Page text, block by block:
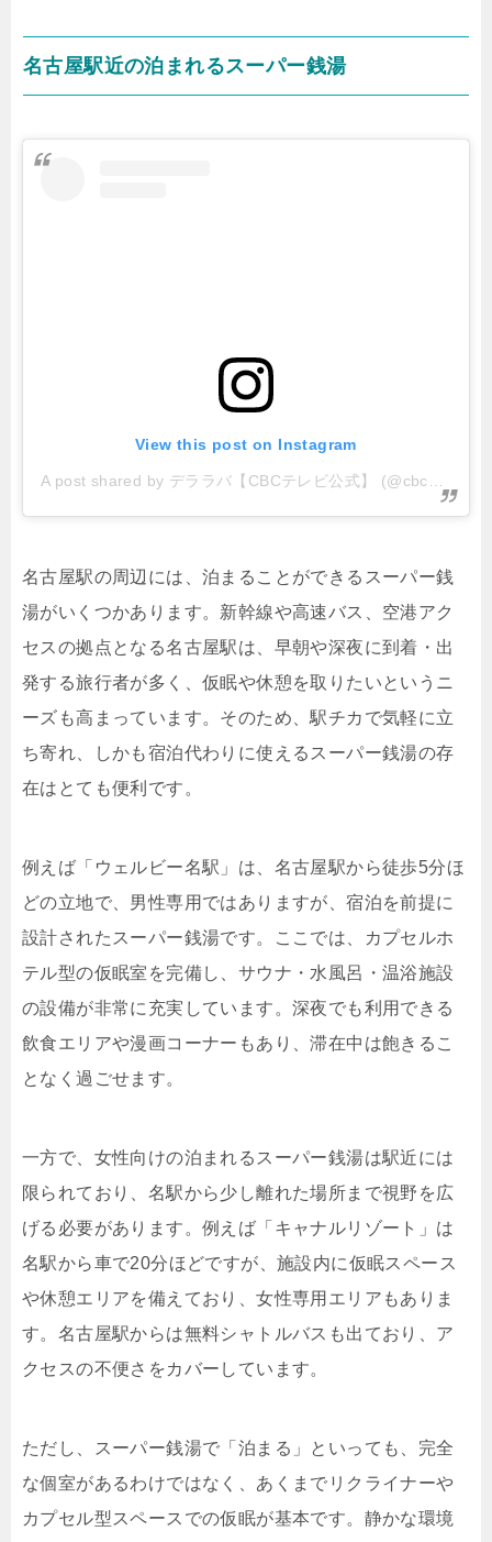
名古屋駅近の泊まれるスーパー銭湯
View this post on Instagram
名古屋駅の周辺には、泊まることができるスーパー銭
湯がいくつかあります。新幹線や高速バス、空港アク
セスの拠点となる名古屋駅は、早朝や深夜に到着・出
発する旅行者が多く、仮眠や休憩を取りたいというニ
ーズも高まっています。そのため、駅チカで気軽に立
ち寄れ、しかも宿泊代わりに使えるスーパー銭湯の存
在はとても便利です。
例えば「ウェルビー名駅」は、名古屋駅から徒歩5分ほ
どの立地で、男性専用ではありますが、宿泊を前提に
設計されたスーパー銭湯です。ここでは、カプセルホ
テル型の仮眠室を完備し、サウナ・水風呂・温浴施設
の設備が非常に充実しています。深夜でも利用できる
飲食エリアや漫画コーナーもあり、滞在中は飽きるこ
となく過ごせます。
一方で、女性向けの泊まれるスーパー銭湯は駅近には
限られており、名駅から少し離れた場所まで視野を広
げる必要があります。例えば「キャナルリゾート」は
名駅から車で20分ほどですが、施設内に仮眠スペース
や休憩エリアを備えており、女性専用エリアもありま
す。名古屋駅からは無料シャトルバスも出ており、ア
クセスの不便さをカバーしています。
ただし、スーパー銭湯で「泊まる」といっても、完全
な個室があるわけではなく、あくまでリクライナーや
カプセル型スペースでの仮眠が基本です。静かな環境